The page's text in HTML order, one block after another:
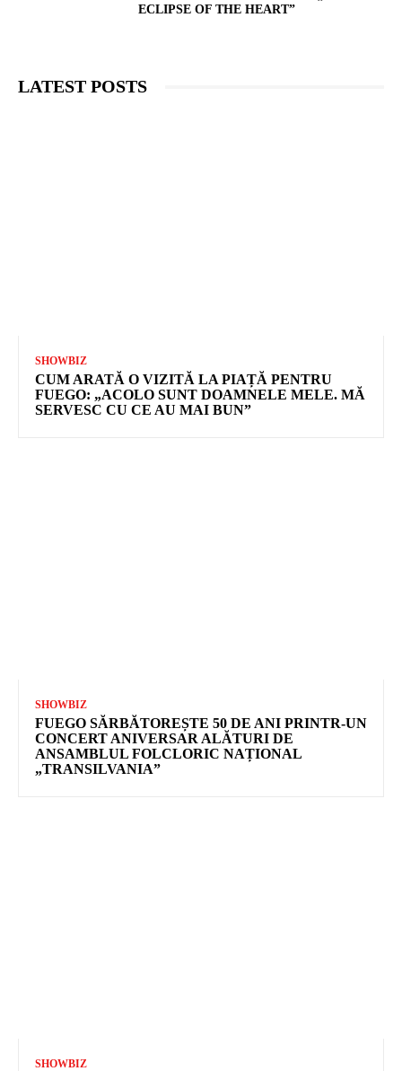
ECLIPSE OF THE HEART”
LATEST POSTS
SHOWBIZ
CUM ARATĂ O VIZITĂ LA PIAȚĂ PENTRU
FUEGO: „ACOLO SUNT DOAMNELE MELE. MĂ
SERVESC CU CE AU MAI BUN”
SHOWBIZ
FUEGO SĂRBĂTOREȘTE 50 DE ANI PRINTR-UN
CONCERT ANIVERSAR ALĂTURI DE
ANSAMBLUL FOLCLORIC NAȚIONAL
„TRANSILVANIA”
SHOWBIZ